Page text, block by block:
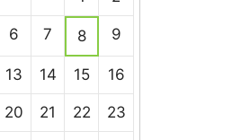
6 7 8 9
13 14 15 16
20 21 22 23